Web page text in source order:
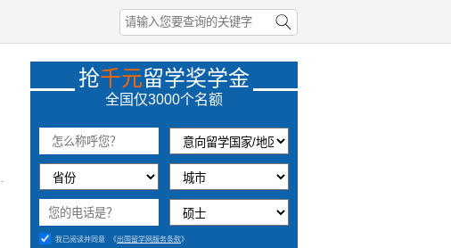
抢千元留学奖学金
全国仅3000个名额
57秒前上海何同学成功获取奖学金
33分钟前福建刘同学成功获取奖学金
37分钟前黑龙江谢同学成功获取奖学金
我已阅读并同意 《出国留学网服务条款》